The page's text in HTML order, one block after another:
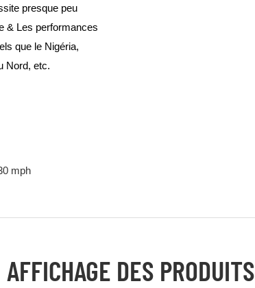
presque peu
& Les performances
que le Nigéria,
du Nord, etc.
mph
AFFICHAGE DES PRODUITS